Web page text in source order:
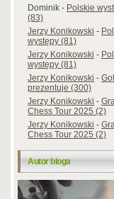
Dominik-Polskie
(83)
Jerzy Konikowski-
występy (81)
Jerzy Konikowski-
występy (81)
Jerzy Konikowski-
prezentuje (300)
Jerzy Konikowski-
Chess Tour 2025 (2)
Jerzy Konikowski-
Chess Tour 2025 (2)
Autor bloga